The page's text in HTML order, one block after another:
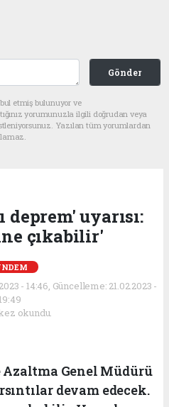
Gönder
etmiş bulunuyor ve
yorumunuzla ilgili doğrudan veya
Yazılan tüm yorumlardan
deprem' uyarısı:
çıkabilir'
- 14:46, Güncelleme: 21.02.2023 -
okundu.
Azaltma Genel Müdürü
devam edecek.